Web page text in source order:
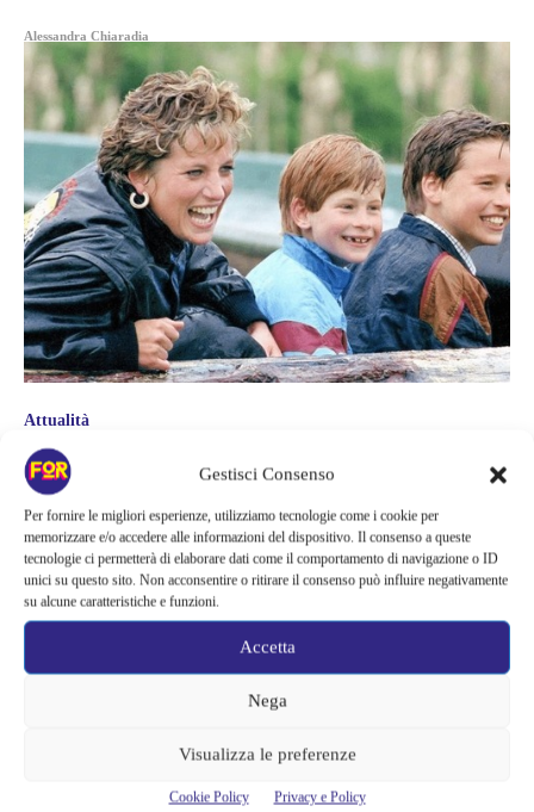
Gestisci Consenso
Per fornire le migliori esperienze, utilizziamo tecnologie come i cookie per
memorizzare e/o accedere alle informazioni del dispositivo. Il consenso a queste
tecnologie ci permetterà di elaborare dati come il comportamento di navigazione o ID
unici su questo sito. Non acconsentire o ritirare il consenso può influire negativamente
su alcune caratteristiche e funzioni.
Accetta
Nega
Visualizza le preferenze
Cookie Policy Privacy e Policy
Alessandra Chiaradia
Attualità
31 AGOSTO 1997 MORIVA LADY
DIANA. UNA STATUA IN SUA
MEMORIA SARÀ INSTALLATA
Era il 31 agosto del 1997 quando tutto il mondo ha appreso la tragica
notizia della morte di Lady Diana, avvenuta per un drammatico
incidente mentre era in auto con il suo compagno Dodi Al Fayed.
Stavano passando sotto il tunnel del Pont de l'Alma a Parigi quando
l’auto guidata dall’autista Henri Paul ha perso il controllo ed è...